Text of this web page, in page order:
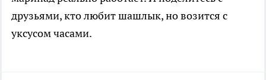
друзьями, кто любит шашлык, но возится с
уксусом часами.